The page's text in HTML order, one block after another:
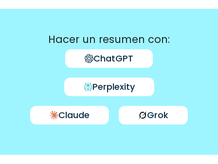
Hacer un resumen con:
ChatGPT
Perplexity
Claude Grok